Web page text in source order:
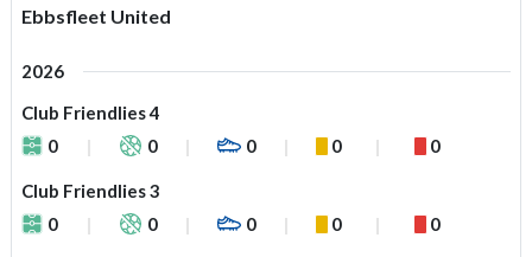
Ebbsfleet United
2026
Club Friendlies 4
0
0 0 0 0
Club Friendlies 3
0
0 0 0 0